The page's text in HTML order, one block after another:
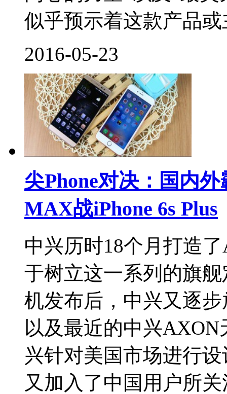
似乎预示着这款产品
2016-05-23
尖Phone对决：国内
MAX战iPhone 6s Plus
中兴历时18个月打造
于树立这一系列的旗
机发布后，中兴又逐
以及最近的中兴
兴针对美国市场进行
又加入了中国用户所